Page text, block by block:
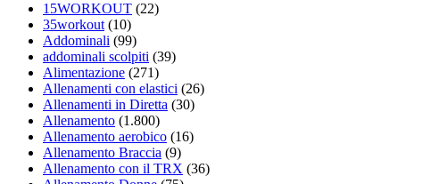
15WORKOUT (22)
35workout(10)
Addominali (99)
addominali scolpiti (39)
Alimentazione (271)
Allenamenti con elastici (26)
Allenamenti in Diretta (30)
Allenamento (1.800)
Allenamento aerobico (16)
Allenamento Braccia (9)
Allenamento con il TRX (36)